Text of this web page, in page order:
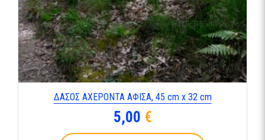
ΔΑΣΟΣ ΑΧΕΡΟΝΤΑ ΑΦΙΣΑ, 45 cm x 32 cm
5,00 €